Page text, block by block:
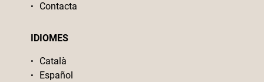
Contacta
IDIOMES
Català
Español